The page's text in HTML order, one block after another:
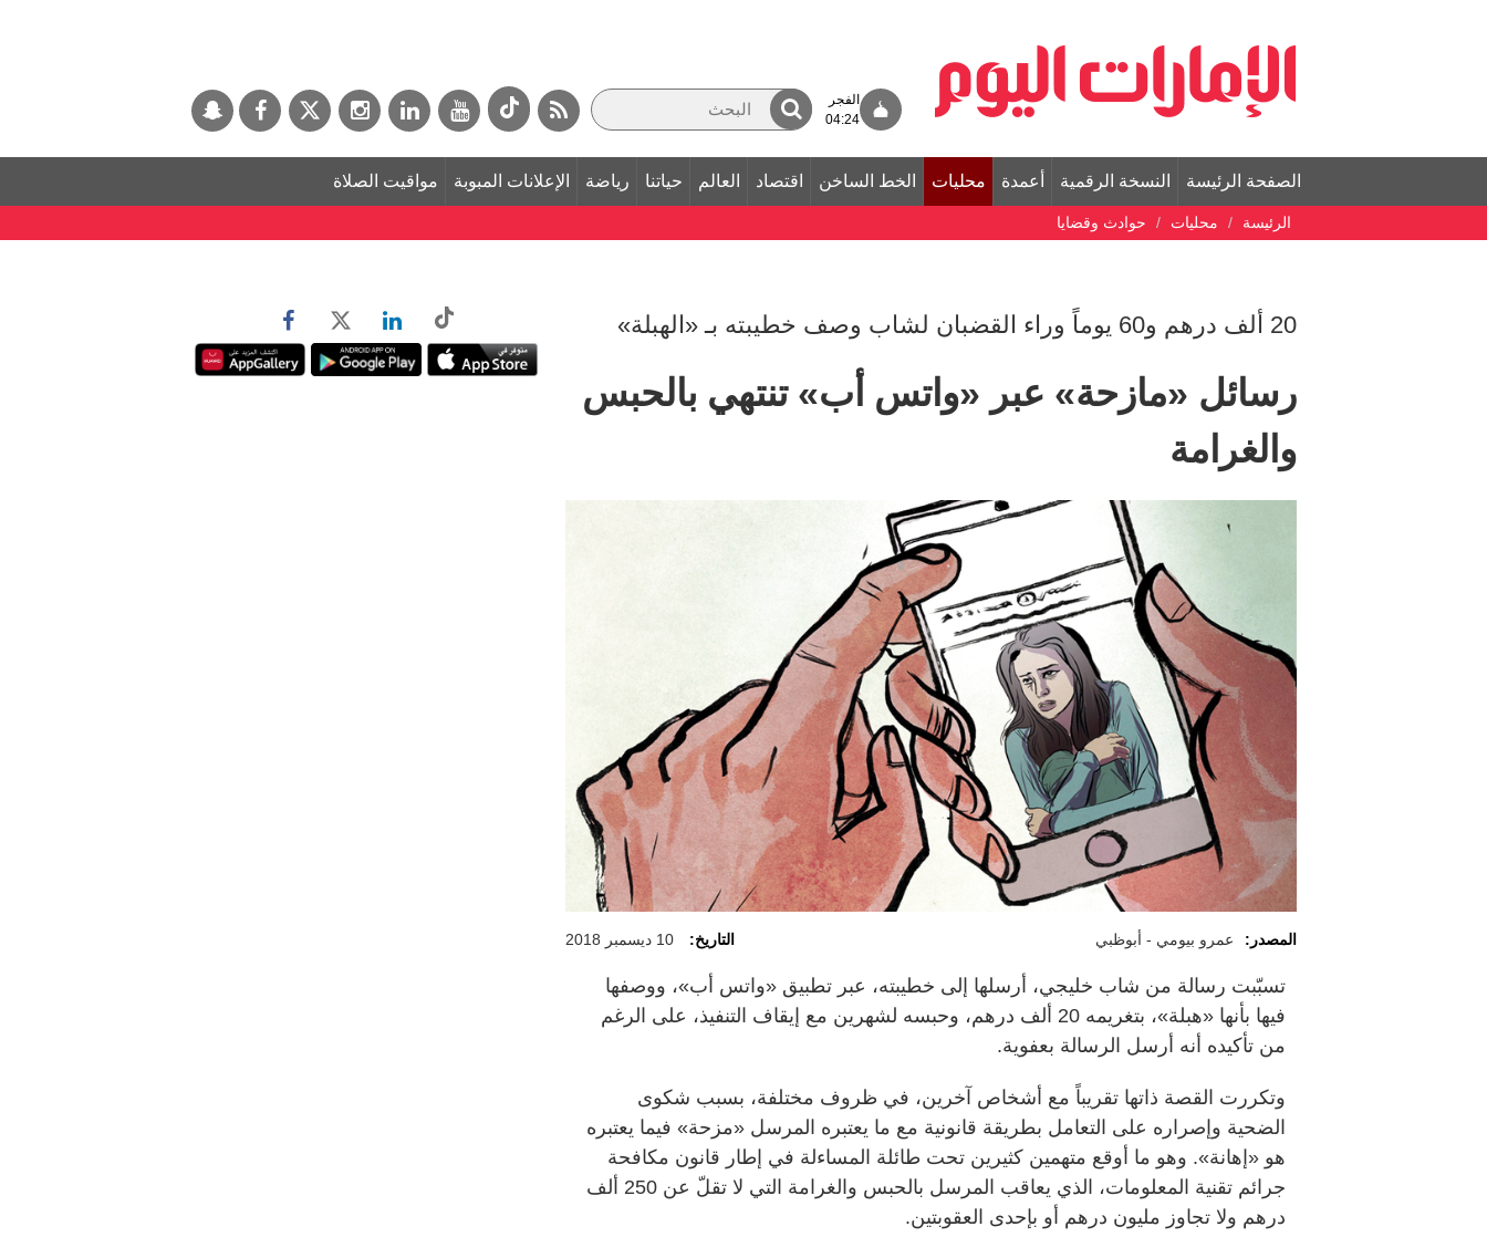
الفجر
04:24
الصفحة الرئيسة النسخة الرقمية أعمدة محليات الخط الساخن اقتصاد العالم حياتنا رياضة الإعلانات المبوبة مواقيت الصلاة
الرئيسة محليات حوادث وقضايا
20 ألف درهم و60 يوماً وراء القضبان لشاب وصف خطيبته بـ «الهبلة»
رسائل «مازحة» عبر «واتس أب» تنتهي بالحبس
والغرامة
المصدر: عمرو بيومي - أبوظبي التاريخ: 10 ديسمبر 2018
تسبّبت رسالة من شاب خليجي، أرسلها إلى خطيبته، عبر تطبيق «واتس أب»، ووصفها
فيها بأنها «هبلة»، بتغريمه 20 ألف درهم، وحبسه لشهرين مع إيقاف التنفيذ، على الرغم
من تأكيده أنه أرسل الرسالة بعفوية.
وتكررت القصة ذاتها تقريباً مع أشخاص آخرين، في ظروف مختلفة، بسبب شكوى
الضحية وإصراره على التعامل بطريقة قانونية مع ما يعتبره المرسل «مزحة» فيما يعتبره
هو «إهانة». وهو ما أوقع متهمين كثيرين تحت طائلة المساءلة في إطار قانون مكافحة
جرائم تقنية المعلومات، الذي يعاقب المرسل بالحبس والغرامة التي لا تقلّ عن 250 ألف
درهم ولا تجاوز مليون درهم أو بإحدى العقوبتين.